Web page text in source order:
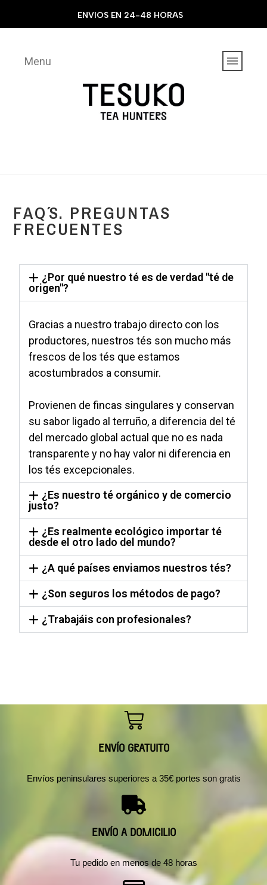
ENVIOS EN 24-48 HORAS
Menu
FAQ´S. PREGUNTAS
FRECUENTES
¿Por qué nuestro té es de verdad "té de
origen"?
Gracias a nuestro trabajo directo con los
productores, nuestros tés son mucho más
frescos de los tés que estamos
acostumbrados a consumir.
Provienen de fincas singulares y conservan
su sabor ligado al terruño, a diferencia del té
del mercado global actual que no es nada
transparente y no hay valor ni diferencia en
los tés excepcionales.
¿Es nuestro té orgánico y de comercio
justo?
¿Es realmente ecológico importar té
desde el otro lado del mundo?
¿A qué países enviamos nuestros tés?
¿Son seguros los métodos de pago?
¿Trabajáis con profesionales?
ENVÍO GRATUITO
Envíos peninsulares superiores a 35€ portes son gratis
ENVÍO A DOMICILIO
Tu pedido en menos de 48 horas